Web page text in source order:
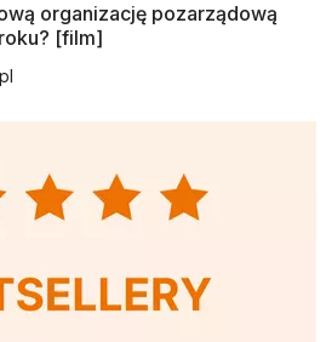
organizację pozarządową
[film]